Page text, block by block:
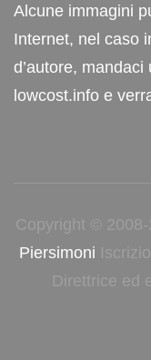
Alcune immagini
Internet, nel caso
d’autore,
lowcost.info e
Copyright ©
Piersimoni
Direttrice ed